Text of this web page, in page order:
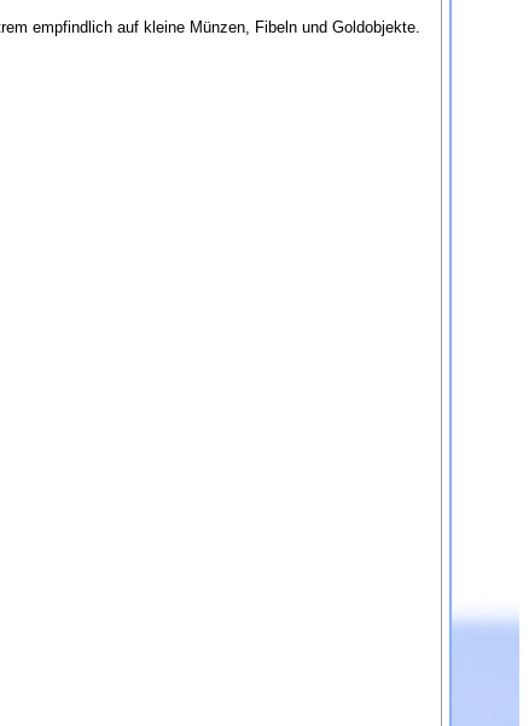
empfindlich auf kleine Münzen, Fibeln und Goldobjekte.